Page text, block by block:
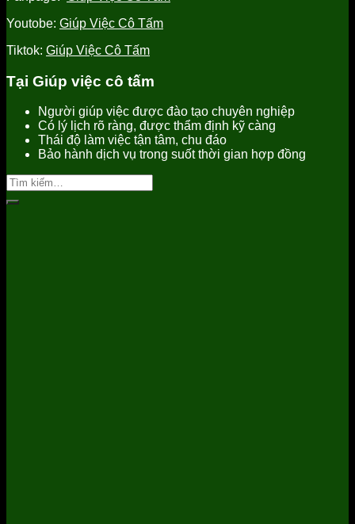
Youtobe: Giúp Việc Cô Tấm
Tiktok: Giúp Việc Cô Tấm
Tại Giúp việc cô tấm
Người giúp việc được đào tạo chuyên nghiệp
Có lý lịch rõ ràng, được thẩm định kỹ càng
Thái độ làm việc tận tâm, chu đáo
Bảo hành dịch vụ trong suốt thời gian hợp đồng
Tìm
kiếm: